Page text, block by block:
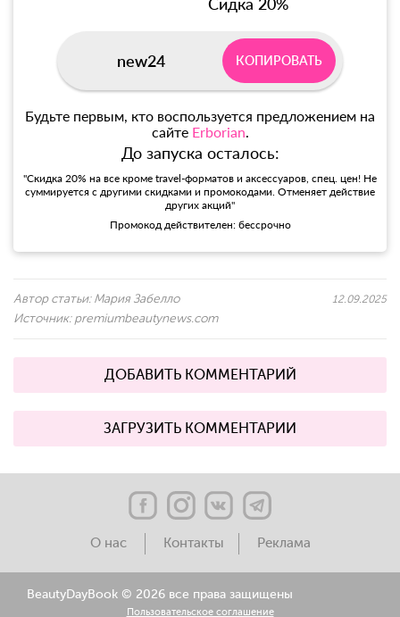
new24 КОПИРОВАТЬ
Будьте первым, кто воспользуется предложением на
сайте Erborian
До запуска осталось:
"Скидка 20% на все кроме travel-форматов и аксессуаров, спец. цен! Не
суммируется с другими скидками и промокодами. Отменяет действие
других акций"
Промокод действителен: бессрочно
Автор статьи: Мария Забелло
Источник: premiumbeautynews.com
12.09.2025
ДОБАВИТЬ КОММЕНТАРИЙ
ЗАГРУЗИТЬ КОММЕНТАРИИ
О нас Контакты Реклама
BeautyDayBook © 2026 все права защищены
Пользовательское соглашение